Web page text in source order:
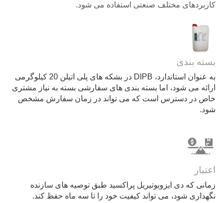
کاربردهای مختلف صنعتی استفاده می شود.
بسته بندی
به عنوان استاندارد، DIPB در بشکه های پلی اتیلن 20 کیلوگرمی
ارائه می شود، اما بسته بندی های سفارشی بسته به نیاز مشتری
خاص در دسترس است که می تواند در زمان سفارش مشخص
شود.
اعتبار
زمانی که دی ایزوبوتیریل پراکسید طبق توصیه های سازنده
نگهداری شود، می تواند کیفیت خود را تا سه ماه حفظ کند.